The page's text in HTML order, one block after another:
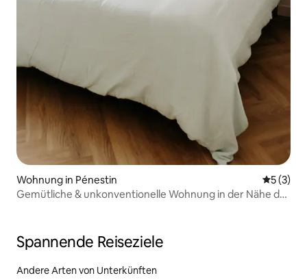
Wohnung in Pénestin
5 (3)
Gemütliche & unkonventionelle Wohnung in der Nähe der
Spannende Reiseziele
Andere Arten von Unterkünften